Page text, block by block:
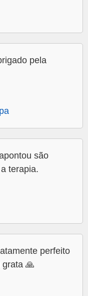
pela
são
terapia.
perfeito
🙏